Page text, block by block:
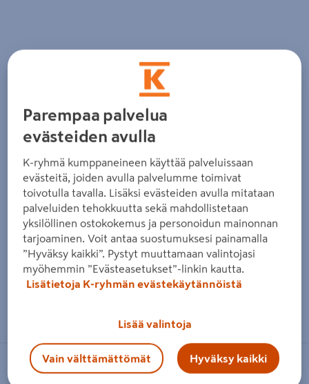
CELLO
Parempaa palvelua
evästeiden avulla
K-ryhmä kumppaneineen käyttää palveluissaan
evästeitä, joiden avulla palvelumme toimivat
toivotulla tavalla. Lisäksi evästeiden avulla mitataan
palveluiden tehokkuutta sekä mahdollistetaan
yksilöllinen ostokokemus ja personoidun mainonnan
tarjoaminen. Voit antaa suostumuksesi painamalla
”Hyväksy kaikki”. Pystyt muuttamaan valintojasi
myöhemmin ”Evästeasetukset”-linkin kautta.
Lisätietoja K-ryhmän evästekäytännöistä
Lisää valintoja
Vain välttämättömät Hyväksy kaikki